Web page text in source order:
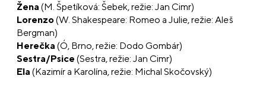
Žena (M. Špetíková: Šebek, režie: Jan Cimr)
Lorenzo(W. Shakespeare: Romeo a Julie, režie: Aleš
Bergman)
Herečka (Ó, Brno, režie: Dodo Gombár)
Sestra/Psice (Sestra, režie: Jan Cimr)
Ela (Kazimír a Karolína, režie: Michal Skočovský)